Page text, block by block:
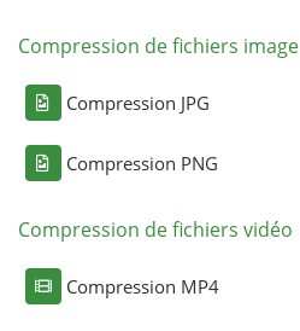
Compression de fichiers image
Compression JPG
Compression PNG
Compression de fichiers vidéo
Compression MP4